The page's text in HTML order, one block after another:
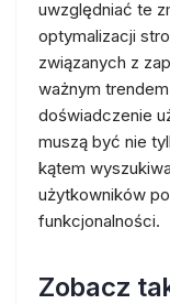
uwzględniać te
optymalizacji
związanych z
ważnym
doświadczenie
muszą być nie
kątem
użytkowników
funkcjonalności.
Zobacz